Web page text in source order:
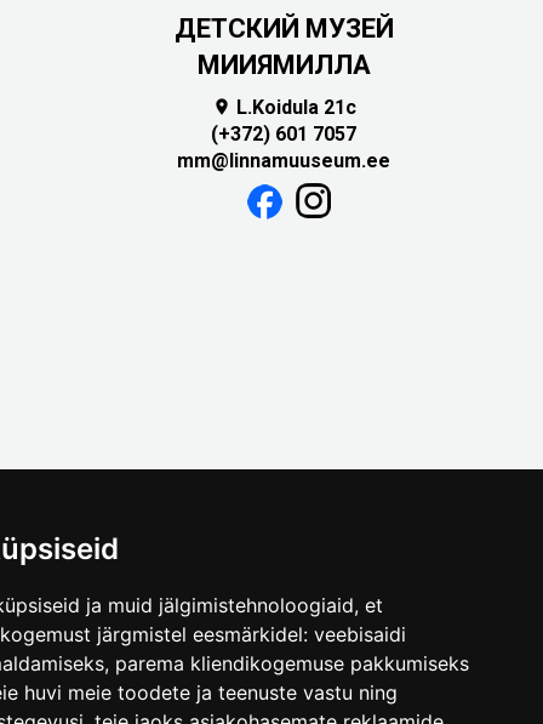
ja muid jälgimistehnoloogiaid, et
järgmistel eesmärkidel: veebisaidi
, parema kliendikogemuse pakkumiseks
huvi meie toodete ja teenuste vastu ning
ДЕТСКИЙ МУЗЕЙ
МИИЯМИЛЛА
 L.Koidula 21c
(+372) 601 7057
mm@linnamuuseum.ee